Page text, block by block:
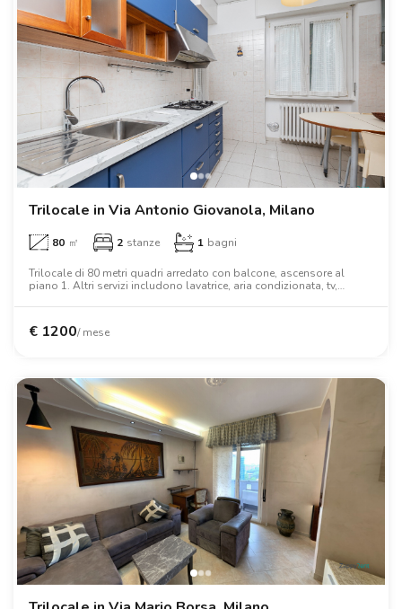
Trilocale in Via Antonio Giovanola, Milano
80 ㎡ 2 stanze 1 bagni
Trilocale di 80 metri quadri arredato con balcone, ascensore al
piano 1. Altri servizi includono lavatrice, aria condizionata, tv,
€ 1200/ mese